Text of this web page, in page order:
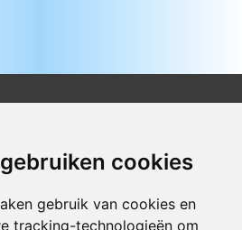
cookies
gebruik van cookies en
tracking-technologieën om